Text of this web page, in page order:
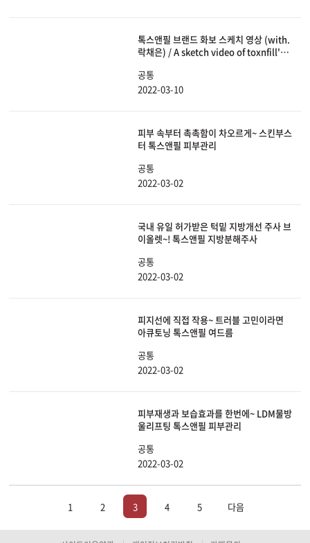
톡스앤필 브랜드 화보 스케치 영상 (with.
락채은) / A sketch video of toxnfill's
공통
2022-03-10
피부 속부터 촉촉함이 차오르게~ 스킨부스
터 톡스앤필 피부관리
공통
2022-03-02
국내 유일 허가받은 턱밑 지방개선 주사 브
이올렛~! 톡스앤필 지방분해주사
공통
2022-03-02
피지선에 직접 작용~ 트러블 고민이라면
아큐토닝 톡스앤필 여드름
공통
2022-03-02
피부재생과 보습효과를 한번에~ LDM물방
울리프팅 톡스앤필 피부관리
공통
2022-03-02
1 2 3 4 5 다음